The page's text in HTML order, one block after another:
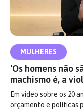
MULHERES
‘Os homens não
machismo é, a
Em vídeo sobre os 20
orçamento e políticas